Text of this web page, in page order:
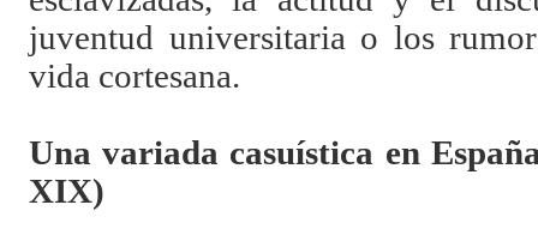
juventud universitaria o los
vida cortesana.
Una variada casuística en
XIX)